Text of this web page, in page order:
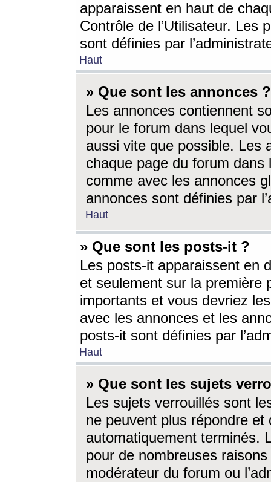
apparaissent en haut de
Contrôle de l’Utilisateur. Les
sont définies par
Haut
» Que sont les annonces ?
Les annonces contiennent
pour le forum dans lequel
aussi vite que possible. Les
chaque page du forum dans
comme avec les annonces
annonces sont définies par
Haut
» Que sont les posts-it ?
Les posts-it apparaissent en
et seulement sur la première
importants et vous devriez
avec les annonces et les
posts-it sont définies par
Haut
» Que sont les sujets
Les sujets verrouillés sont
ne peuvent plus répondre
automatiquement terminés.
pour de nombreuses
modérateur du forum ou